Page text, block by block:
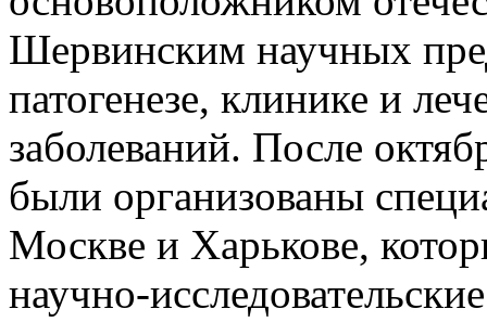
Шервинским научных
патогенезе, клинике и
заболеваний. После
были организованы
Москве и Харькове,
научно-